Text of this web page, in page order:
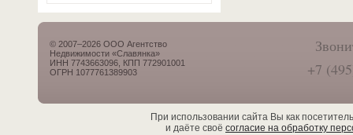
© 2007–2026 ООО Агентство
Недвижимости «Славянка»
ИНН 7743663096, КПП 772901001
ОГРН 1077761389903
+7
При использовании сайта Вы как
и даёте своё согласие на обработку